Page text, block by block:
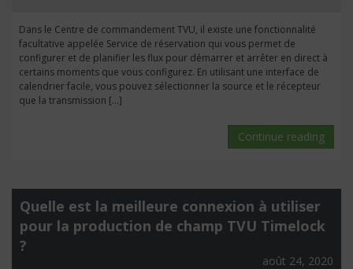
Dans le Centre de commandement TVU, il existe une fonctionnalité
facultative appelée Service de réservation qui vous permet de
configurer et de planifier les flux pour démarrer et arrêter en direct à
certains moments que vous configurez. En utilisant une interface de
calendrier facile, vous pouvez sélectionner la source et le récepteur
que la transmission […]
Continue reading
Quelle est la meilleure connexion à utiliser
pour la production de champ TVU Timelock
?
août 24, 2020